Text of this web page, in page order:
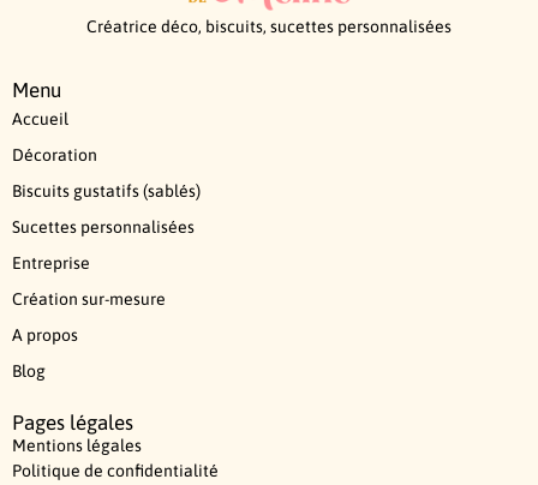
Créatrice déco, biscuits, sucettes personnalisées
Menu
Accueil
Décoration
Biscuits gustatifs (sablés)
Sucettes personnalisées
Entreprise
Création sur-mesure
A propos
Blog
Pages légales
Mentions légales
Politique de confidentialité